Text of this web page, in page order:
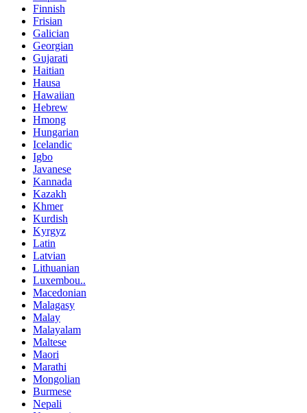
Finnish
Frisian
Galician
Georgian
Gujarati
Haitian
Hausa
Hawaiian
Hebrew
Hmong
Hungarian
Icelandic
Igbo
Javanese
Kannada
Kazakh
Khmer
Kurdish
Kyrgyz
Latin
Latvian
Lithuanian
Luxembou..
Macedonian
Malagasy
Malay
Malayalam
Maltese
Maori
Marathi
Mongolian
Burmese
Nepali